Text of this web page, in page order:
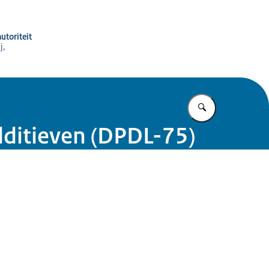
Vul in wat u
(DPDL-75)